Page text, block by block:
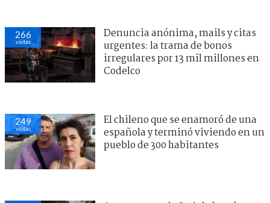
266
visitas
Denuncia anónima, mails y citas
urgentes: la trama de bonos
irregulares por 13 mil millones en
Codelco
249
visitas
El chileno que se enamoró de una
española y terminó viviendo en un
pueblo de 300 habitantes